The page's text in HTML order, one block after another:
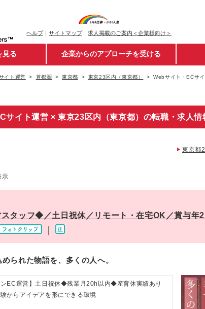
ヘルプ｜ サイトマップ｜ 求人掲載のご案内＜企業様向け＞
見る 企業からのアプローチを受ける
イト運営 首都圏 東京都 東京23区内（東京都）
Webサイト・ECサ
サイト運営 × 東京23区内（東京都）の転職・求人情
東京都
示
スタッフ◆／土日祝休／リモート・在宅OK／賞与年2
られた物語を、多くの人へ。
ンEC運営】土日祝休◆残業月20h以内◆産育休実績あり
からアイデアを形にできる環境